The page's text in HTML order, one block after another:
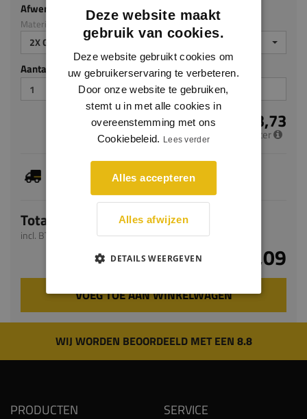
Afwerking
Materiaal: MDF v313
2X GEGROND
Aantal stuks
€ 3,73
per meter
bedraagt 1-3 werkdagen
Totaal
incl. BTW
€ 9,09
VOEG TOE AAN WINKELWAGEN
WIJ WORDEN BEOORDEELD MET EEN 8.8
PRODUCTEN SERVICE
Deze website maakt
gebruik van cookies.
Deze website gebruikt cookies om
uw gebruikerservaring te verbeteren.
Door onze website te gebruiken,
stemt u in met alle cookies in
overeenstemming met ons
Cookiebeleid. Lees verder
Alles accepteren
Alles afwijzen
DETAILS WEERGEVEN